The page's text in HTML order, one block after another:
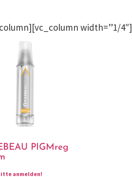
width=”1/4″]
PIGMreg
anmelden!